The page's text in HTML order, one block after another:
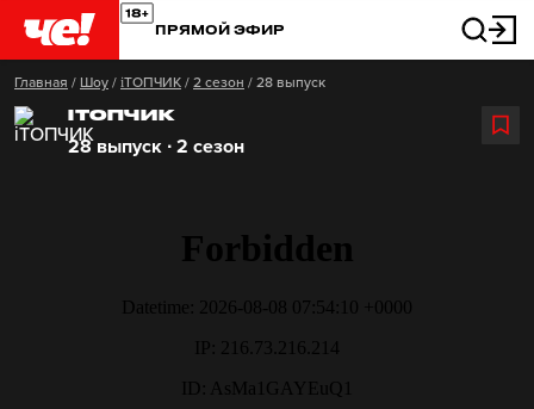
ПРЯМОЙ ЭФИР
Главная / Шоу / iТОПЧИК / 2 сезон / 28 выпуск
IТОПЧИК
28 выпуск ∙ 2 сезон